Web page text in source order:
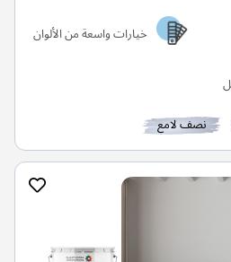
خيارات واسعة من الألوان
نصف لامع